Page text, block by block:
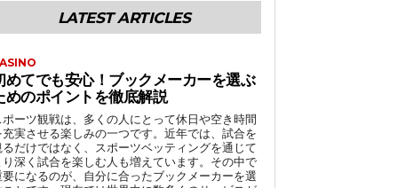
LATEST ARTICLES
めてでも安心！ブックメーカーを選ぶ
めのポイントを徹底解説
ポーツ観戦は、多くの人にとって休日や空き時間
充実させる楽しみの一つです。近年では、試合を
るだけではなく、スポーツベッティングを通じて
り深く試合を楽しむ人も増えています。その中で
要になるのが、自分に合ったブックメーカーを選